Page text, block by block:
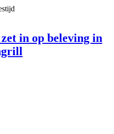
in op beleving in